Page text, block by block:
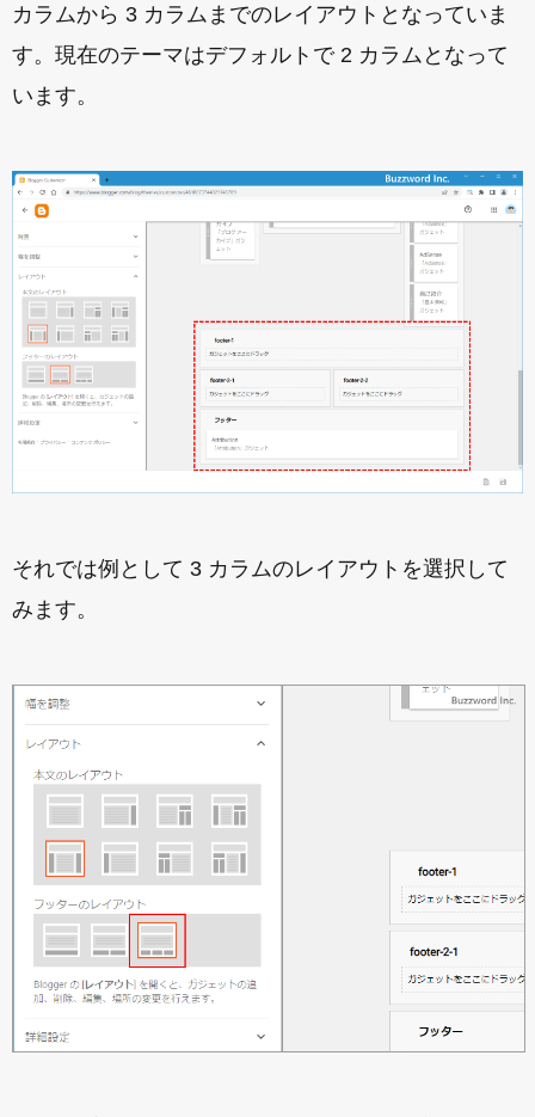
カラムから 3 カラムまでのレイアウトとなっていま
す。現在のテーマはデフォルトで 2 カラムとなって
います。
それでは例として 3 カラムのレイアウトを選択して
みます。